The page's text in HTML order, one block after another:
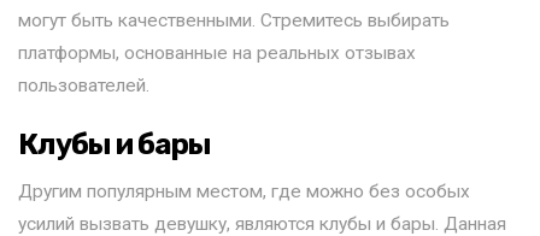
могут быть качественными. Стремитесь выбирать
платформы, основанные на реальных отзывах
пользователей.
Клубы и бары
Другим популярным местом, где можно без особых
усилий вызвать девушку, являются клубы и бары. Данная